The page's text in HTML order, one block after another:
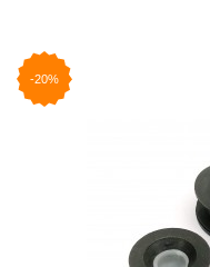
-20%